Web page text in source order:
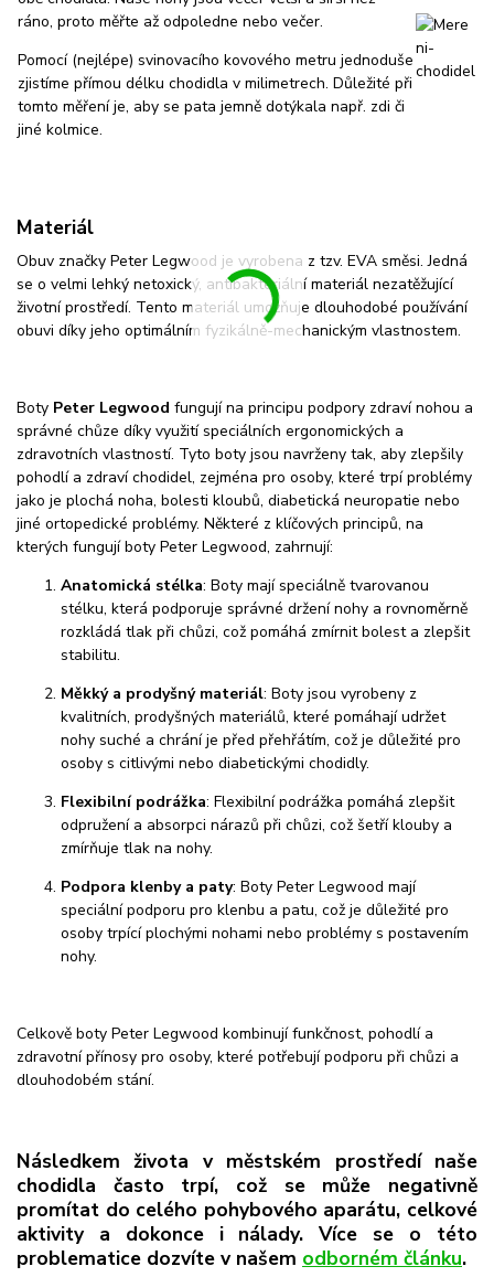
ráno, proto měřte až odpoledne nebo večer.
Pomocí (nejlépe) svinovacího kovového metru jednoduše
zjistíme přímou délku chodidla v milimetrech. Důležité při
tomto měření je, aby se pata jemně dotýkala např. zdi či
jiné kolmice.
Materiál
Obuv značky Peter Legwood je vyrobena z tzv. EVA směsi. Jedná
se o velmi lehký netoxický, antibakteriální materiál nezatěžující
životní prostředí. Tento materiál umožňuje dlouhodobé používání
obuvi díky jeho optimálním fyzikálně-mechanickým vlastnostem.
Boty Peter Legwood fungují na principu podpory zdraví nohou a
správné chůze díky využití speciálních ergonomických a
zdravotních vlastností. Tyto boty jsou navrženy tak, aby zlepšily
pohodlí a zdraví chodidel, zejména pro osoby, které trpí problémy
jako je plochá noha, bolesti kloubů, diabetická neuropatie nebo
jiné ortopedické problémy. Některé z klíčových principů, na
kterých fungují boty Peter Legwood, zahrnují:
Anatomická stélka: Boty mají speciálně tvarovanou
stélku, která podporuje správné držení nohy a rovnoměrně
rozkládá tlak při chůzi, což pomáhá zmírnit bolest a zlepšit
stabilitu.
Měkký a prodyšný materiál: Boty jsou vyrobeny z
kvalitních, prodyšných materiálů, které pomáhají udržet
nohy suché a chrání je před přehřátím, což je důležité pro
osoby s citlivými nebo diabetickými chodidly.
Flexibilní podrážka: Flexibilní podrážka pomáhá zlepšit
odpružení a absorpci nárazů při chůzi, což šetří klouby a
zmírňuje tlak na nohy.
Podpora klenby a paty: Boty Peter Legwood mají
speciální podporu pro klenbu a patu, což je důležité pro
osoby trpící plochými nohami nebo problémy s postavením
nohy.
Celkově boty Peter Legwood kombinují funkčnost, pohodlí a
zdravotní přínosy pro osoby, které potřebují podporu při chůzi a
dlouhodobém stání.
Následkem života v městském prostředí naše
chodidla často trpí, což se může negativně
promítat do celého pohybového aparátu, celkové
aktivity a dokonce i nálady. Více se o této
problematice dozvíte v našem odborném článku.